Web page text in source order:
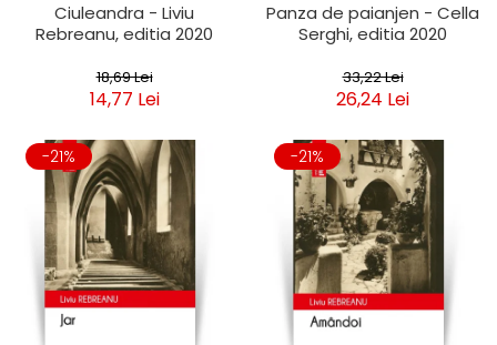
Ciuleandra - Liviu
Rebreanu, editia 2020
18,69 Lei
14,77 Lei
Panza de paianjen - Cella
Serghi, editia 2020
33,22 Lei
26,24 Lei
-21% -21%